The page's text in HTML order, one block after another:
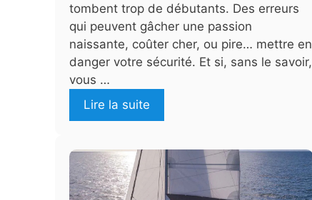
tombent trop de débutants. Des erreurs
qui peuvent gâcher une passion
naissante, coûter cher, ou pire… mettre en
danger votre sécurité. Et si, sans le savoir,
vous …
Lire la suite